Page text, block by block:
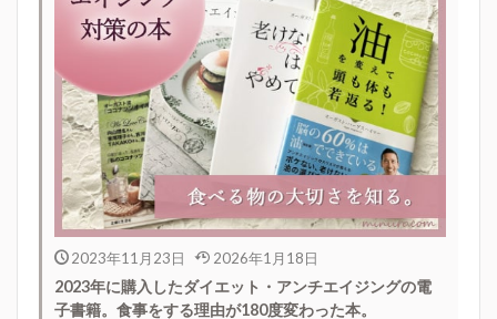
2023年11月23日 2026年1月18日
2023年に購入したダイエット・アンチエイジングの電
子書籍。食事をする理由が180度変わった本。